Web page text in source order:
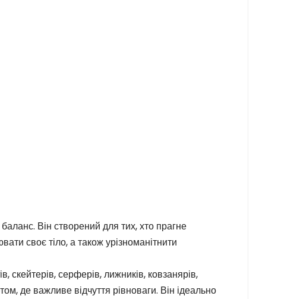
Він створений для тих, хто прагне
своє тіло, а також урізноманітнити
скейтерів, серферів, лижників, ковзанярів,
де важливе відчуття рівноваги. Він ідеально